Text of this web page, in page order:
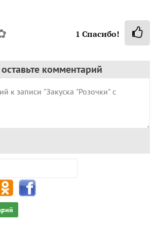
1 Спасибо!
комментарий